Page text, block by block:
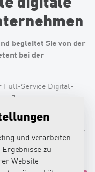
und verarbeiten
Ergebnisse zu
Website
begleitet Sie von der
bei der
Full-Service Digital-
Zu unseren
undEcommerce-
. CS2 AG wurde
1997
geführt.